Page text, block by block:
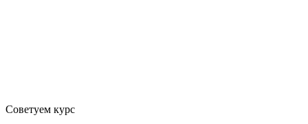
Советуем курс